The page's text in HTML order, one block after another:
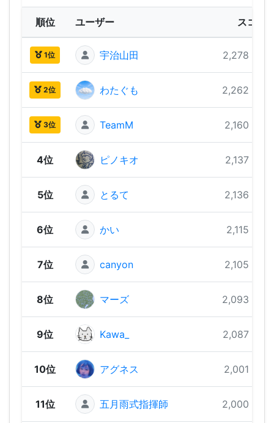
順位 ユーザー スコア
1位 宇治山田 2,278 pts
2位 わたぐも 2,262 pts
3位 TeamM 2,160 pts
4位 ピノキオ 2,137 pts
5位 とるて 2,136 pts
6位 かい 2,115 pts
7位 canyon 2,105 pts
8位 マーズ 2,093 pts
9位 Kawa_ 2,087 pts
10位 アグネス 2,001 pts
11位 五月雨式指揮師 2,000 pts